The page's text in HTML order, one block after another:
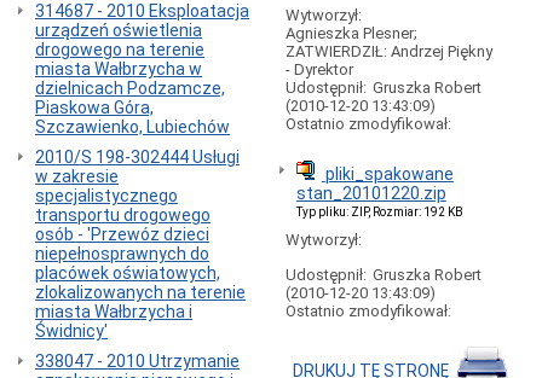
wiaty
przystankowe
bilety
komunikacji
miejskiej
pas
drogi
oświetlenie
uliczne
314687 - 2010 Eksploatacja
urządzeń oświetlenia
drogowego na terenie
miasta Wałbrzycha w
dzielnicach Podzamcze,
Piaskowa Góra,
Szczawienko, Lubiechów
2010/S 198-302444 Usługi
w zakresie
specjalistycznego
transportu drogowego
osób - 'Przewóz dzieci
niepełnosprawnych do
placówek oświatowych,
zlokalizowanych na terenie
miasta Wałbrzycha i
Świdnicy'
338047 - 2010 Utrzymanie
Wytworzył:
Agnieszka Plesner;
ZATWIERDZIŁ: Andrzej Piękny
- Dyrektor
Udostępnił: Gruszka Robert
(2010-12-20 13:43:09)
Ostatnio zmodyfikował:
pliki_spakowane
stan_20101220.zip
Typ pliku: ZIP, Rozmiar: 192 KB
Wytworzył:
Udostępnił: Gruszka Robert
(2010-12-20 13:43:09)
Ostatnio zmodyfikował:
DRUKUJ TĘ STRONĘ